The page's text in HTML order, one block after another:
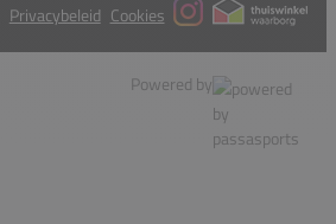
Privacybeleid Cookies
Powered by